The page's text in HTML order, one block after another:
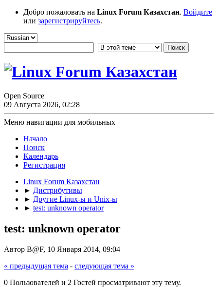
Добро пожаловать на Linux Forum Казахстан. Войдите
или зарегистрируйтесь.
Open Source
09 Августа 2026, 02:28
Меню навигации для мобильных
Начало
Поиск
Календарь
Регистрация
Linux Forum Казахстан
► Дистрибутивы
► Другие Linux-ы и Unix-ы
► test: unknown operator
test: unknown operator
Автор B@F, 10 Января 2014, 09:04
« предыдущая тема - следующая тема »
0 Пользователей и 2 Гостей просматривают эту тему.